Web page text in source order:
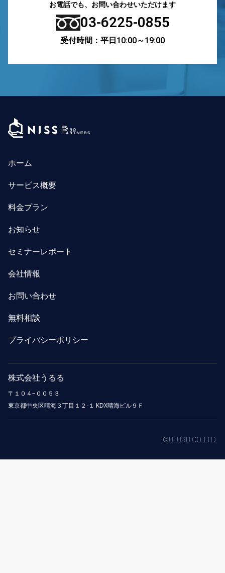
お電話でも、お問い合わせいただけます
03-6225-0855
受付時間：平日10:00～19:00
株式会社うるる
〒１０４−００５３
東京都中央区晴海３丁目１２-１ KDX晴海ビル９Ｆ
©ULURU CO.,LTD.
ホーム
サービス概要
料金プラン
お知らせ
セミナーレポート
会社情報
お問い合わせ
無料相談
プライバシーポリシー